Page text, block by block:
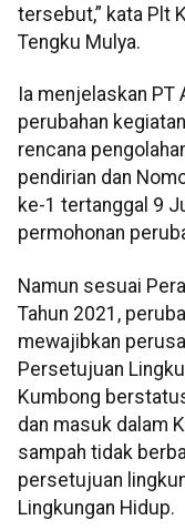
tersebut,” kata Plt
Tengku Mulya.
Ia menjelaskan
perubahan
rencana
pendirian dan
ke-1 tertanggal 9
permohonan
Namun sesuai
Tahun 2021,
mewajibkan
Persetujuan
Kumbong
dan masuk dalam
sampah tidak
persetujuan
Lingkungan Hidup.